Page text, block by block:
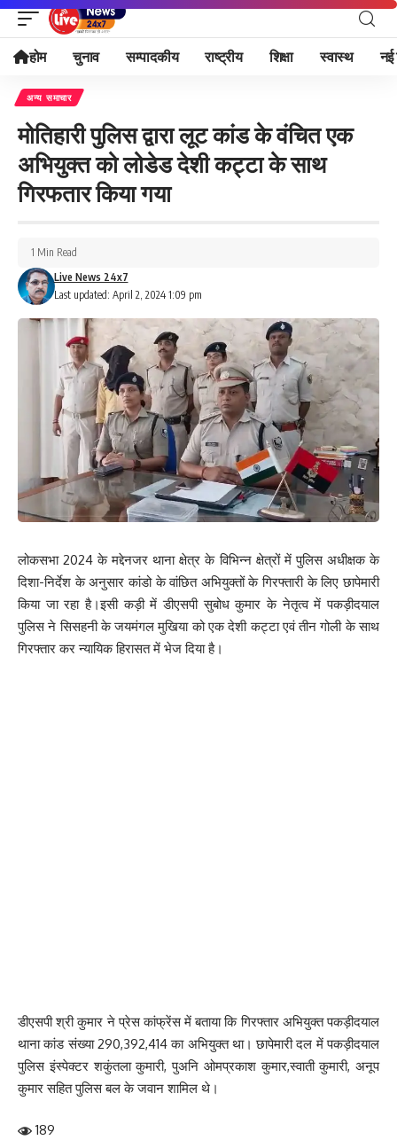
होम चुनाव सम्पादकीय राष्ट्रीय शिक्षा स्वास्थ नई
अन्य समाचार
मोतिहारी पुलिस द्वारा लूट कांड के वंचित एक
अभियुक्त को लोडेड देशी कट्टा के साथ
गिरफतार किया गया
Last updated: April 2, 2024 1:09 pm
Live News 24x7
1 Min Read
लोकसभा 2024 के मद्देनजर थाना क्षेत्र के विभिन्न क्षेत्रों में पुलिस अधीक्षक के
दिशा-निर्देश के अनुसार कांडो के वांछित अभियुक्तों के गिरफ्तारी के लिए छापेमारी
किया जा रहा है।इसी कड़ी में डीएसपी सुबोध कुमार के नेतृत्व में पकड़ीदयाल
पुलिस ने सिसहनी के जयमंगल मुखिया को एक देशी कट्टा एवं तीन गोली के साथ
गिरफ्तार कर न्यायिक हिरासत में भेज दिया है।
डीएसपी श्री कुमार ने प्रेस कांफ्रेंस में बताया कि गिरफ्तार अभियुक्त पकड़ीदयाल
थाना कांड संख्या 290,392,414 का अभियुक्त था। छापेमारी दल में पकड़ीदयाल
पुलिस इंस्पेक्टर शकुंतला कुमारी, पुअनि ओमप्रकाश कुमार,स्वाती कुमारी, अनूप
कुमार सहित पुलिस बल के जवान शामिल थे।
189